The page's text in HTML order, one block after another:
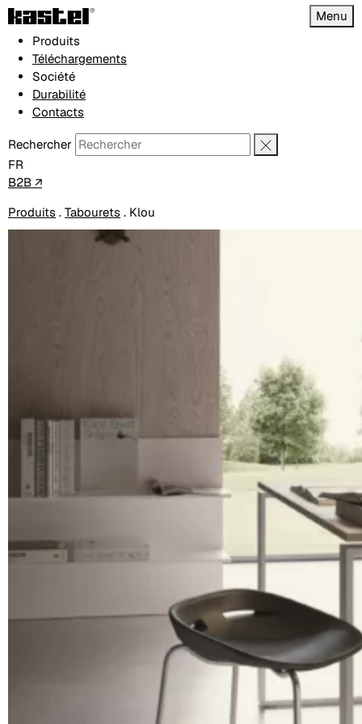
Menu
Produits
Téléchargements
Société
Durabilité
Contacts
Rechercher
FR
B2B ↗
Produits . Tabourets . Klou